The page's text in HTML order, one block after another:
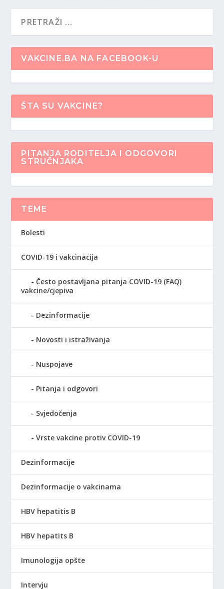
VAKCINE.BA NA FACEBOOK-U
ŠTA SU VAKCINE?
PITANJA RODITELJA I ODGOVORI
STRUČNJAKA
TEME
Bolesti
COVID-19 i vakcinacija
Često postavljana pitanja COVID-19 (FAQ)
vakcine/cjepiva
Dezinformacije
Novosti i istraživanja
Nuspojave
Pitanja i odgovori
Svjedočenja
Vrste vakcine protiv COVID-19
Dezinformacije
Dezinformacije o vakcinama
HBV hepatitis B
HBV hepatits B
Imunologija opšte
Intervju